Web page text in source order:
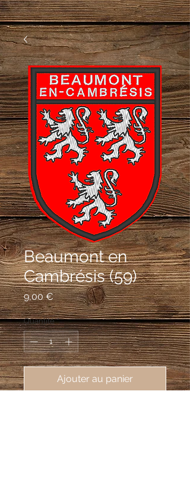
Beaumont en
Cambrésis (59)
9,00 €Prix
Quantité *
Ajouter au panier